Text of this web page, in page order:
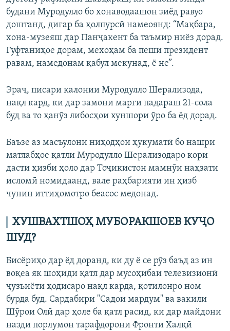
будани Муродулло бо хонаводаашон зиёд равуо
доштанд, дигар ба ҳолпурсӣ намеоянд: “Мақбара,
хона-музеяш дар Панҷакент ба таъмир ниёз дорад.
Гуфтаниҳое дорам, мехоҳам ба пеши президент
равам, намедонам қабул мекунад, ё не”.
Эраҷ, писари калонии Муродулло Шерализода,
нақл кард, ки дар замони марги падараш 21-сола
буд ва то ҳанӯз либосҳои хуншори ӯро ба ёд дорад.
Баъзе аз масъулони ниҳодҳои ҳукуматӣ бо нашри
матлабҳое қатли Муродулло Шерализодаро кори
дасти ҳизби ҳоло дар Тоҷикистон мамнӯи наҳзати
исломӣ номидаанд, вале раҳбарияти ин ҳизб
чунин иттиҳомотро беасос медонад.
ХУШВАХТШОҲ МУБОРАКШОЕВ КУҶО
ШУД?
Бисёриҳо дар ёд доранд, ки ду ё се рӯз баъд аз ин
воқеа як шоҳиди қатл дар мусоҳибаи телевизионӣ
ҷузъиёти ҳодисаро нақл карда, қотилонро ном
бурда буд. Сардабири "Садои мардум" ва вакили
Шӯрои Олӣ дар ҳоле ба қатл расид, ки дар майдони
назди порлумон тарафдорони Фронти Халқӣ